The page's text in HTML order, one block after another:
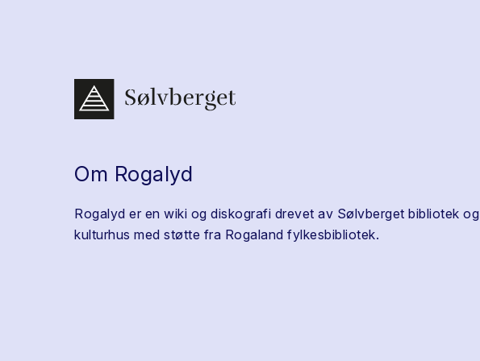
Om Rogalyd
Rogalyd er en wiki og diskografi drevet av Sølvberget bibliotek og
kulturhus med støtte fra Rogaland fylkesbibliotek.